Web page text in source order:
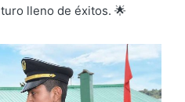
lleno de éxitos. 🌟